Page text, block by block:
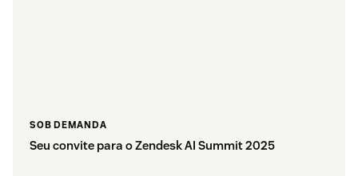
SOB DEMANDA
Seu convite para o Zendesk AI Summit 2025